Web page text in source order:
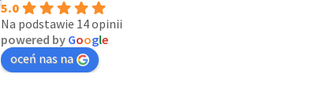
5.0
Na podstawie 14 opinii
powered by Google
oceń nas na